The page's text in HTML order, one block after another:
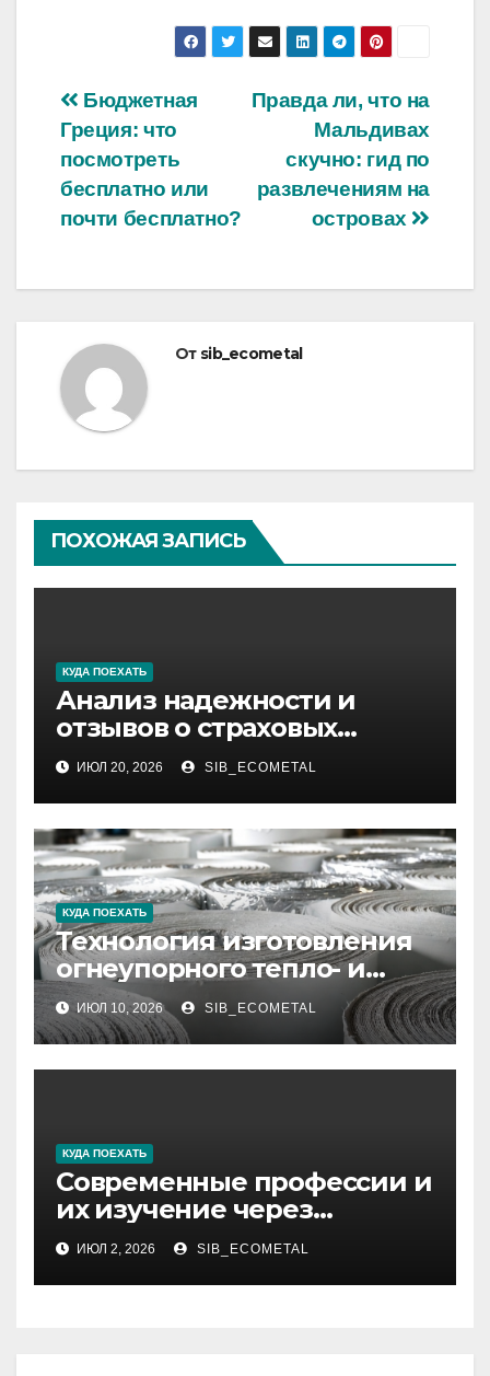
Навигация
по
записям
Правда ли, что на
Мальдивах
скучно: гид по
развлечениям на
островах
Бюджетная
Греция: что
посмотреть
бесплатно или
почти бесплатно?
От sib_ecometal
ПОХОЖАЯ ЗАПИСЬ
КУДА ПОЕХАТЬ
Анализ надежности и
отзывов о страховых
компаниях по итогам 2026
года
ИЮЛ 20, 2026 SIB_ECOMETAL
КУДА ПОЕХАТЬ
Технология изготовления
огнеупорного тепло- и
звукоизоляционного
картона МКРК-500 из
муллитокремнеземистого
волокна
ИЮЛ 10, 2026 SIB_ECOMETAL
КУДА ПОЕХАТЬ
Современные профессии и
их изучение через
интернет
ИЮЛ 2, 2026 SIB_ECOMETAL